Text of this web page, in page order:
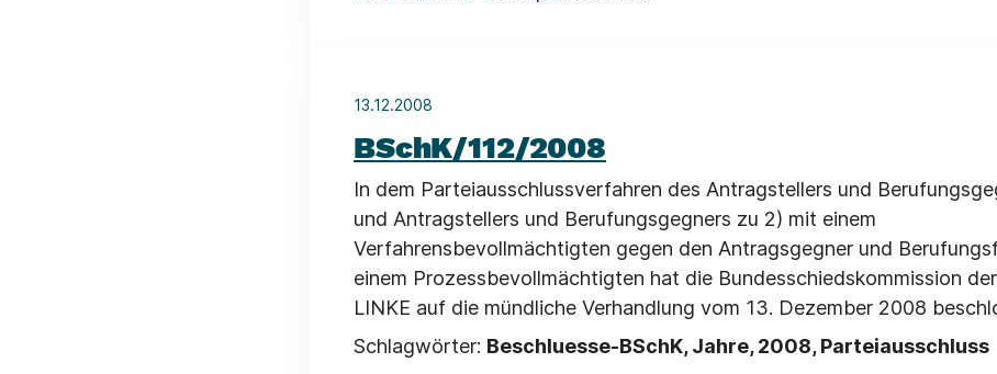
13.12.2008
BSchK/112/2008
In dem Parteiausschlussverfahren des Antragstellers und
und Antragstellers und Berufungsgegners zu 2) mit einem
Verfahrensbevollmächtigten gegen den Antragsgegner und
einem Prozessbevollmächtigten hat die Bundesschiedskommission
LINKE auf die mündliche Verhandlung vom 13. Dezember 2008
Schlagwörter: Beschluesse-BSchK, Jahre, 2008, Parteiausschluss